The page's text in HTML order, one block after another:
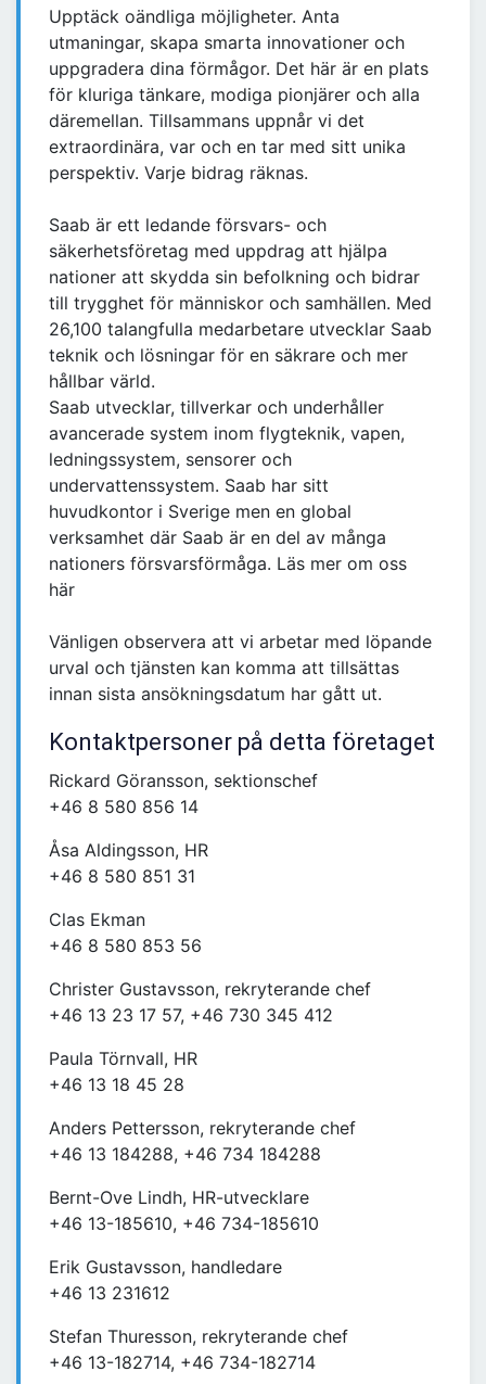
Upptäck oändliga möjligheter. Anta
utmaningar, skapa smarta innovationer och
uppgradera dina förmågor. Det här är en plats
för kluriga tänkare, modiga pionjärer och alla
däremellan. Tillsammans uppnår vi det
extraordinära, var och en tar med sitt unika
perspektiv. Varje bidrag räknas.
Saab är ett ledande försvars- och
säkerhetsföretag med uppdrag att hjälpa
nationer att skydda sin befolkning och bidrar
till trygghet för människor och samhällen. Med
26,100 talangfulla medarbetare utvecklar Saab
teknik och lösningar för en säkrare och mer
hållbar värld.
Saab utvecklar, tillverkar och underhåller
avancerade system inom flygteknik, vapen,
ledningssystem, sensorer och
undervattenssystem. Saab har sitt
huvudkontor i Sverige men en global
verksamhet där Saab är en del av många
nationers försvarsförmåga. Läs mer om oss
här
Vänligen observera att vi arbetar med löpande
urval och tjänsten kan komma att tillsättas
innan sista ansökningsdatum har gått ut.
Kontaktpersoner på detta företaget
Rickard Göransson, sektionschef
+46 8 580 856 14
Åsa Aldingsson, HR
+46 8 580 851 31
Clas Ekman
+46 8 580 853 56
Christer Gustavsson, rekryterande chef
+46 13 23 17 57, +46 730 345 412
Paula Törnvall, HR
+46 13 18 45 28
Anders Pettersson, rekryterande chef
+46 13 184288, +46 734 184288
Bernt-Ove Lindh, HR-utvecklare
+46 13-185610, +46 734-185610
Erik Gustavsson, handledare
+46 13 231612
Stefan Thuresson, rekryterande chef
+46 13-182714, +46 734-182714